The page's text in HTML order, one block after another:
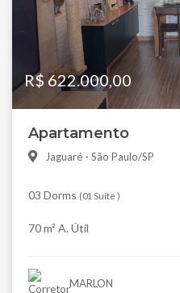
R$ 622.000,00
Apartamento
Jaguaré - São Paulo/SP
03 Dorms (01 Suíte )
70 m² A. Útil
MARLON